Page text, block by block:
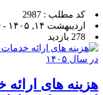
کد مطلب : 2987
اردیبهشت ۱۴, ۱۴۰۵ - 9:59 ق.ظ
278 بازدید
هزینه های